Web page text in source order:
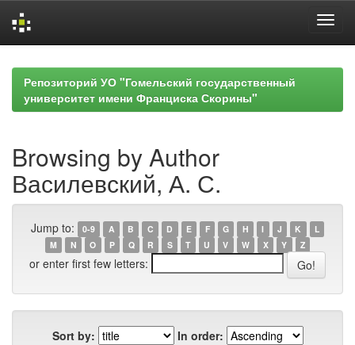
navigationРепозиторий УО "Гомельский государственный
университет имени Франциска Скорины"
Browsing by Author
Василевский, А. С.
Jump to: 0-9 A B C D E F G H I J K
L
M
N O P Q R S T U V W X Y Z
or enter first few letters:
Sort by:
In order: